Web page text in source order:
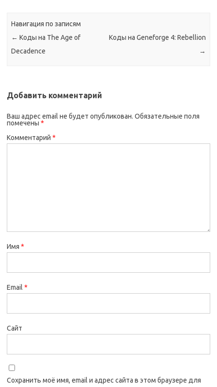
Навигация по записям
← Коды на The Age of
Decadence
Коды на Geneforge 4: Rebellion
→
Добавить комментарий
Ваш адрес email не будет опубликован. Обязательные поля
помечены *
Комментарий *
Имя *
Email *
Сайт
Сохранить моё имя, email и адрес сайта в этом браузере для